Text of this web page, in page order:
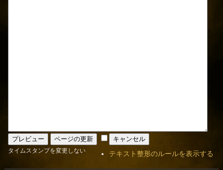
タイムスタンプを変更しない テキスト整形のルールを表示する